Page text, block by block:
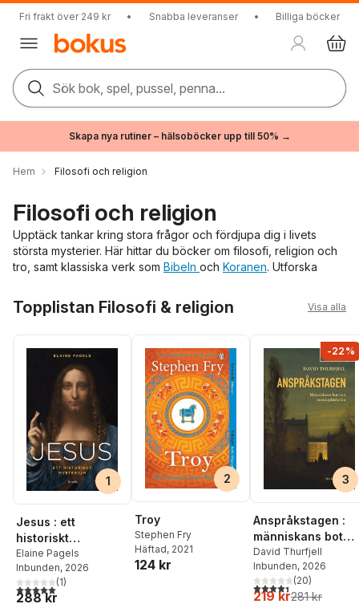
Fri frakt över 249 kr • Snabba leveranser • Billiga böcker
Sök bok, spel, pussel, penna...
Skapa nya rutiner – hälsoböcker upp till 50% →
Hem Filosofi och religion
Filosofi och religion
Upptäck tankar kring stora frågor och fördjupa dig i livets
största mysterier. Här hittar du böcker om filosofi, religion och
tro, samt klassiska verk som Bibeln och Koranen. Utforska
läsning som väcker nyfikenhet och nya perspektiv.
Topplistan Filosofi & religion Visa alla
1
Jesus : ett
historiskt
mysterium
Elaine Pagels
Inbunden, 2026
5,0utav 5 stjärnor. Totalt antal röster:
(1)
288 kr
2
Troy
Stephen Fry
Häftad, 2021
124 kr
-22%
3
Anspråkstagen :
människans bot
mot
meningslösheten
David Thurfjell
Inbunden, 2026
4,4utav 5 stjärnor.
(20)
219 kr281 kr